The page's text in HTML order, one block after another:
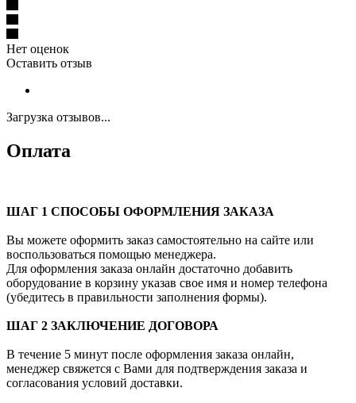
Нет оценок
Оставить отзыв
Загрузка отзывов...
Оплата
ШАГ 1 СПОСОБЫ ОФОРМЛЕНИЯ ЗАКАЗА
Вы можете оформить заказ самостоятельно на сайте или
воспользоваться помощью менеджера.
Для оформления заказа онлайн достаточно добавить
оборудование в корзину указав свое имя и номер телефона
(убедитесь в правильности заполнения формы).
ШАГ 2 ЗАКЛЮЧЕНИЕ ДОГОВОРА
В течение 5 минут после оформления заказа онлайн,
менеджер свяжется с Вами для подтверждения заказа и
согласования условий доставки.